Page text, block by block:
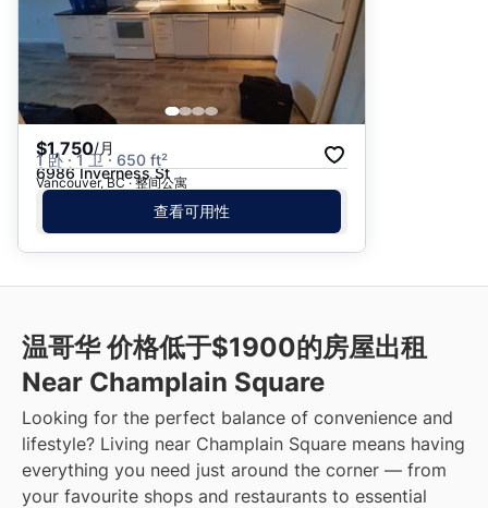
$1,750/月
1 卧 · 1 卫 · 650 ft²
6986 Inverness St
Vancouver, BC · 整间公寓
查看可用性
温哥华 价格低于$1900的房屋出租
Near Champlain Square
Looking for the perfect balance of convenience and
lifestyle? Living near Champlain Square means having
everything you need just around the corner — from
your favourite shops and restaurants to essential